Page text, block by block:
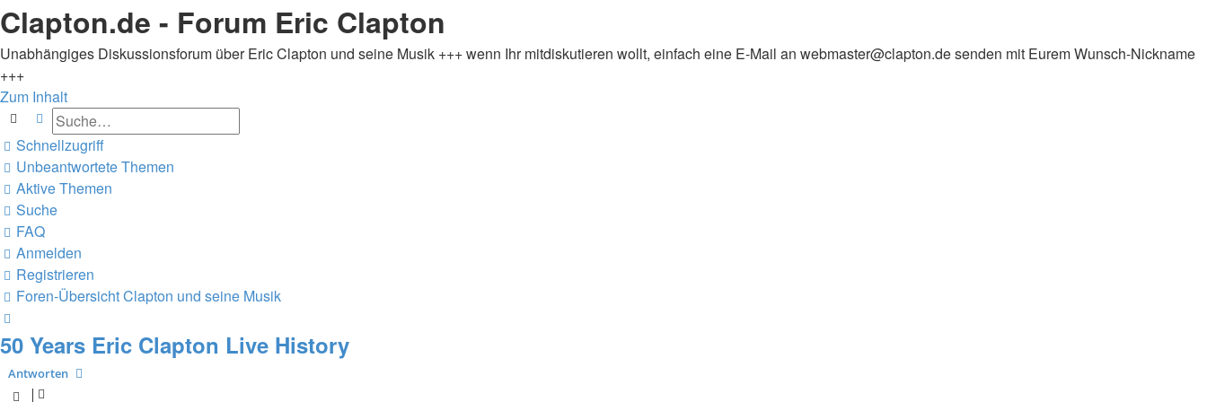
Clapton.de - Forum Eric Clapton
Unabhängiges Diskussionsforum über Eric Clapton und seine Musik +++ wenn Ihr mitdiskutieren wollt, einfach eine E-Mail an webmaster@clapton.de senden mit Eurem Wunsch-Nickname
+++
Zum Inhalt
Suche Erweiterte Suche
Schnellzugriff
Unbeantwortete Themen
Aktive Themen
Suche
FAQ
Anmelden
Registrieren
Foren-ÜbersichtClapton und seine Musik
50 Years Eric Clapton Live History
Antworten